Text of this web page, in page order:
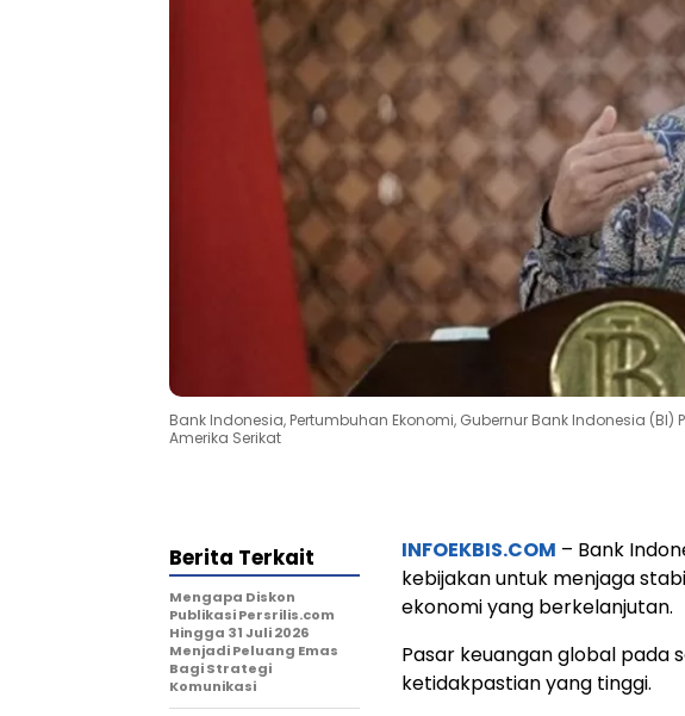
Bank Indonesia, Pertumbuhan Ekonomi, Gubernur Bank Indonesia (BI)
Amerika Serikat
INFOEKBIS.COM – Bank
kebijakan untuk menjaga
ekonomi yang berkelanjutan.
Pasar keuangan global pada
ketidakpastian yang tinggi.
Berita Terkait
Mengapa Diskon
Publikasi Persrilis.com
Hingga 31 Juli 2026
Menjadi Peluang Emas
Bagi Strategi
Komunikasi